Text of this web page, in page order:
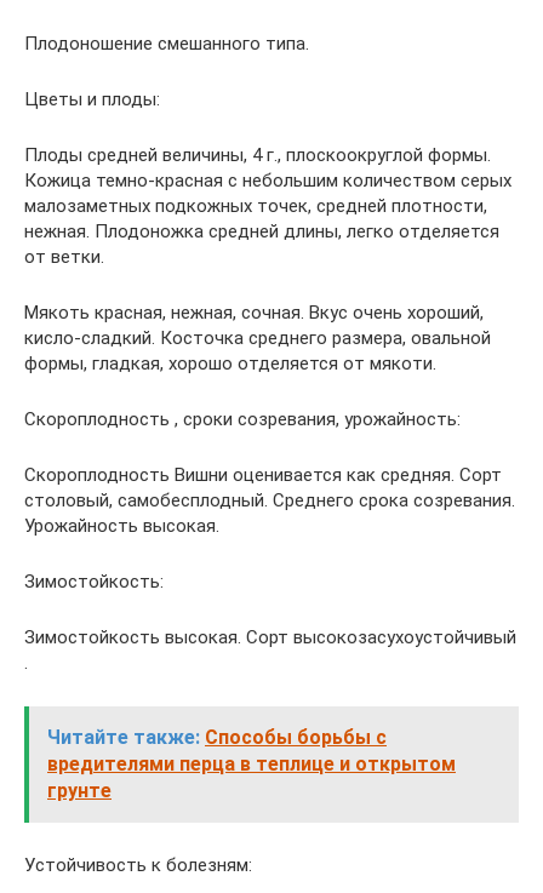
Плодоношение смешанного типа.
Цветы и плоды:
Плоды средней величины, 4 г., плоскоокруглой формы.
Кожица темно-красная с небольшим количеством серых
малозаметных подкожных точек, средней плотности,
нежная. Плодоножка средней длины, легко отделяется
от ветки.
Мякоть красная, нежная, сочная. Вкус очень хороший,
кисло-сладкий. Косточка среднего размера, овальной
формы, гладкая, хорошо отделяется от мякоти.
Скороплодность , сроки созревания, урожайность:
Скороплодность Вишни оценивается как средняя. Сорт
столовый, самобесплодный. Среднего срока созревания.
Урожайность высокая.
Зимостойкость:
Зимостойкость высокая. Сорт высокозасухоустойчивый
.
Читайте также: Способы борьбы с
вредителями перца в теплице и открытом
грунте
Устойчивость к болезням: